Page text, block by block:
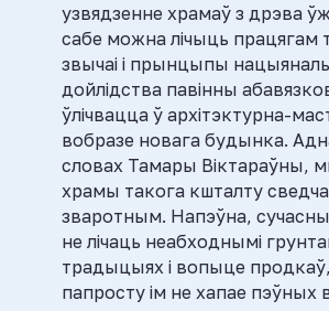
узвядзенне храмаў з дрэва
сабе можна лічыць працягам
звычаі і прынцыпы
дойлідства павінны
ўлічвацца ў архітэктурна-
вобразе новага будынка.
словах Тамары Віктараўны,
храмы такога кшталту
зваротным. Напэўна,
не лічаць неабходнымі
традыцыях і вопыце продкаў,
папросту ім не хапае пэўных